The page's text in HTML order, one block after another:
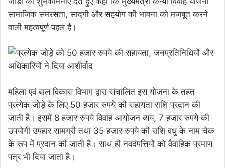
सामाजिक समरसता, सादगी और सहयोग की भावना को मजबूत करने
वाली महत्वपूर्ण पहल है।
महिला एवं बाल विकास विभाग द्वारा संचालित इस योजना के तहत
प्रत्येक जोड़े के लिए 50 हजार रुपये की सहायता राशि प्रदान की
जाती है। इसमें 8 हजार रुपये विवाह आयोजन व्यय, 7 हजार रुपये की
उपयोगी उपहार सामग्री तथा 35 हजार रुपये की राशि वधु के नाम चेक
के रूप में प्रदान की जाती है। साथ ही नवदंपत्तियों को वैवाहिक प्रमाण
पत्र भी दिया जाता है।